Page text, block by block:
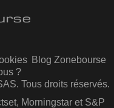
Blog Zonebourse
?
Tous droits réservés.
Morningstar et S&P